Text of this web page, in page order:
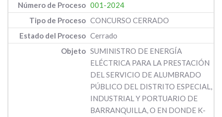
001-2024
CONCURSO CERRADO
Cerrado
SUMINISTRO DE ENERGÍA
ELÉCTRICA PARA LA PRESTACIÓN
DEL SERVICIO DE ALUMBRADO
PÚBLICO DEL DISTRITO ESPECIAL,
INDUSTRIAL Y PORTUARIO DE
BARRANQUILLA, O EN DONDE K-